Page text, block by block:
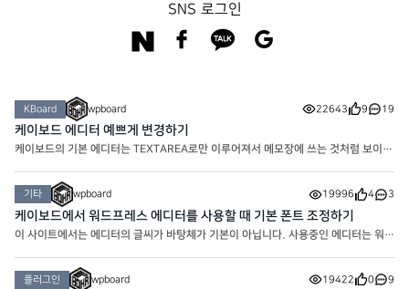
SNS 로그인
KBoard wpboard 22643 9 19
케이보드 에디터 예쁘게 변경하기
케이보드의 기본 에디터는 TEXTAREA로만 이루어져서 메모장에 쓰는 것처럼 보이기
재 워프보드의 게시판의 글쓰기 에디터는 위의 모양으로
기타 wpboard 19996 4 3
케이보드에서 워드프레스 에디터를 사용할 때 기본 폰트 조정하기
이 사이트에서는 에디터의 글씨가 바탕체가 기본이 아닙니다. 사용중인 에디터는 워드
습니다. 에디터의 폰트가 마음에 안들어서 썸머노트
플러그인 wpboard 19422 0 9